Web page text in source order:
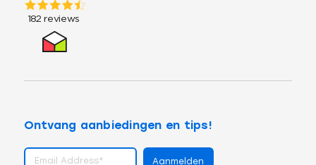
Ontvang aanbiedingen en tips!